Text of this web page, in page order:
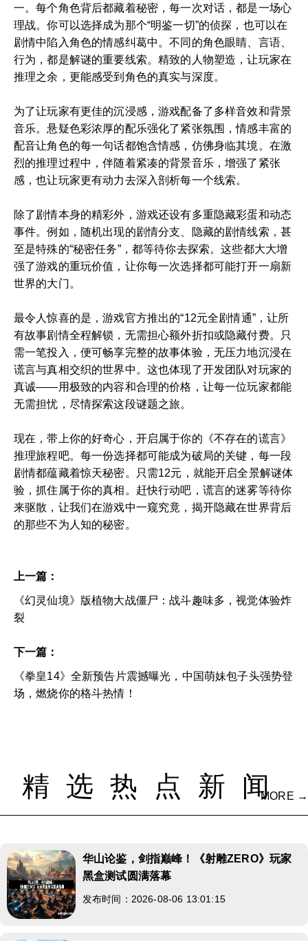
一。每个角色背后都藏着秘密，每一次对话，都是一场心
理战。你可以选择成为那个“明鉴一切”的侦探，也可以在
剧情中陷入角色的情感纠葛中。不同的角色眼睛、言语、
行为，都是解谜的重要线索。精致的人物塑造，让玩家在
推理之余，更能感受到角色的真实与深度。
为了让玩家有更佳的沉浸感，游戏配备了多样音效和背景
音乐。悬疑色彩浓厚的配乐强化了紧张氛围，情感丰富的
配音让角色的每一句话都饱含情感，仿佛身临其境。在激
烈的推理过程中，伴随着紧凑的背景音乐，增强了紧张
感，也让玩家更有动力去深入剖析每一个线索。
除了剧情本身的精彩外，游戏还设有多重隐藏彩蛋和动态
事件。例如，随机出现的剧情分支、隐藏的剧情线索，甚
至是特殊的“秘密任务”，都等待你去探索。这些都大大增
强了游戏的重玩价值，让你每一次选择都可能打开一扇新
世界的大门。
最令人惊喜的是，游戏官方推出的“12元全剧情通”，让所
有故事剧情全程解锁，无需担心额外折扣或隐藏付费。只
需一笔投入，便可畅享完整的故事体验，无压力地沉浸在
谎言与真相交织的世界中。这也体现了开发团队对玩家的
真诚——用极致的内容和合理的价格，让每一位玩家都能
无需担忧，尽情探索这段谜题之旅。
现在，带上你的好奇心，开启属于你的《不存在的谎言》
推理旅程吧。每一份选择都可能成为破局的关键，每一段
剧情都蕴藏着惊天秘密。只需12元，就能开启全景解谜体
验，抓住属于你的真相。赶快行动吧，谎言的迷雾等待你
来驱散，让我们在游戏中一窥究竟，揭开隐藏在世界背后
的那些不为人知的秘密。
上一篇：
《幻灵仙境》版植物大战僵尸：战斗趣味多，视觉体验炸
裂
下一篇：
《拳皇14》全新预告片震撼曝光，中国萌妹包子头强势登
场，燃烧你的格斗热情！
精选热点新闻
MORE →
华山论鉴，剑指巅峰！《射雕ZERO》玩家
黑盒测试圆满落幕
发布时间：2026-08-06 13:01:15